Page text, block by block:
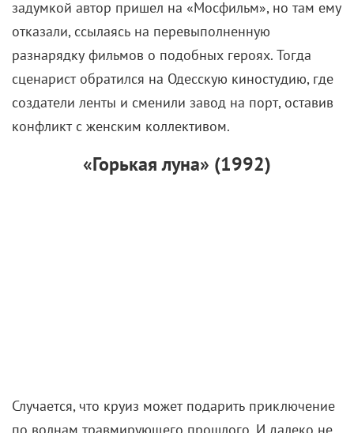
создатели ленты и сменили завод на порт, оставив
конфликт с женским коллективом.
«Горькая луна» (1992)
подобную поездку. Британцы Найджел и Фиона
явно пожалели о своем знакомстве во время